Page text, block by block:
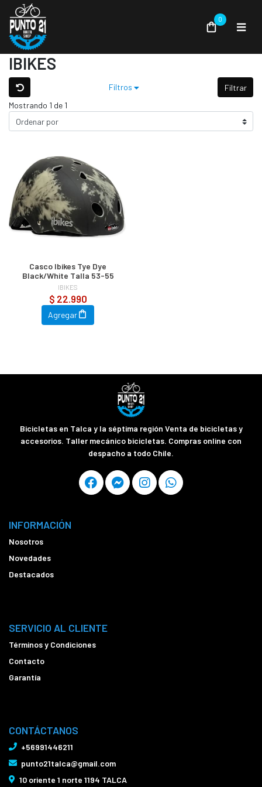
0
IBIKES
Filtros
Filtrar
Mostrando 1 de 1
Casco Ibikes Tye Dye
Black/White Talla 53-55
IBIKES
$ 22.990
Agregar
Bicicletas en Talca y la séptima región Venta de bicicletas y
accesorios. Taller mecánico bicicletas. Compras online con
despacho a todo Chile.
INFORMACIÓN
Nosotros
Novedades
Destacados
SERVICIO AL CLIENTE
Términos y Condiciones
Contacto
Garantía
CONTÁCTANOS
+56991446211
punto21talca@gmail.com
10 oriente 1 norte 1194 TALCA